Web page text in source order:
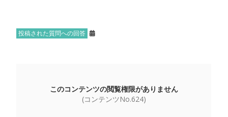
投稿された質問への回答